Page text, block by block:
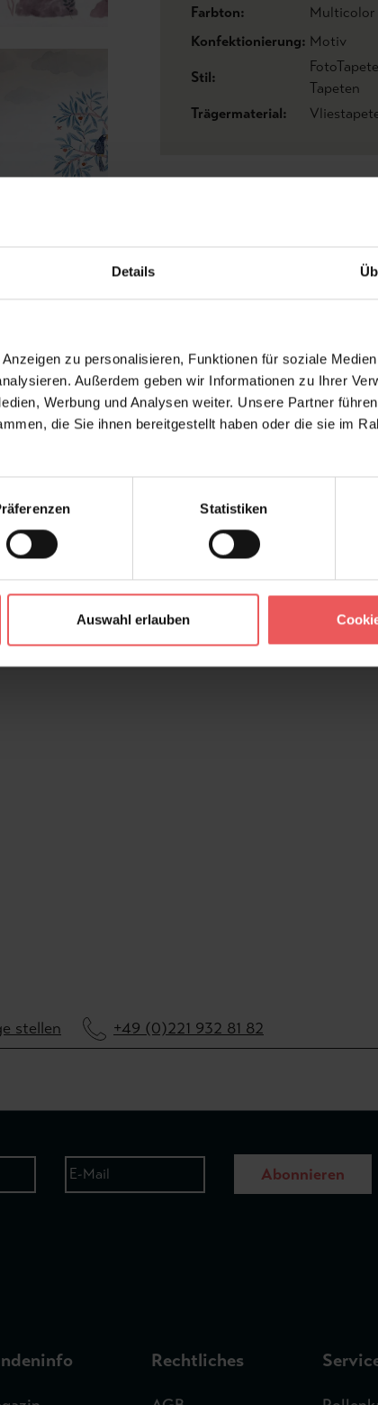
Details
zu personalisieren, Funktionen für soziale
Außerdem geben wir Informationen zu Ihrer
Werbung und Analysen weiter. Unsere Partner
die Sie ihnen bereitgestellt haben oder die sie im
Statistiken
Auswahl erlauben
Farbton:
Multicolor
Konfektionierung: Motiv
Stil:
Tapeten
Trägermaterial:
stellen +49 (0)221 932 81 82
Abonnieren
Rechtliches